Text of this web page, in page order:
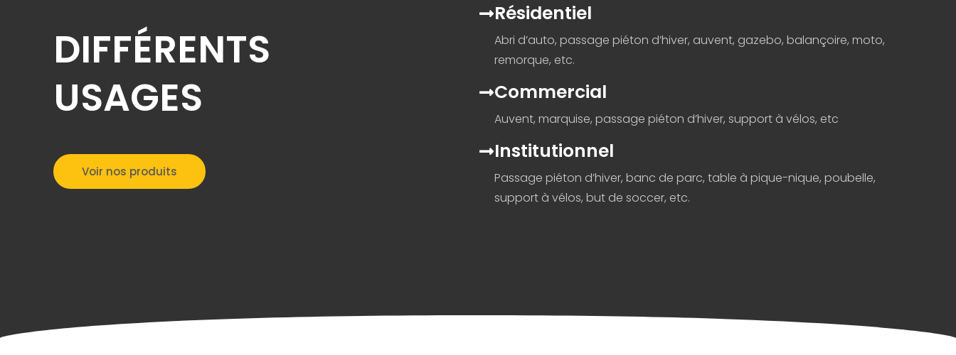
DIFFÉRENTS
USAGES
Voir nos produits
Résidentiel
Abri d’auto, passage piéton d’hiver, auvent, gazebo, balançoire, moto,
remorque, etc.
Commercial
Auvent, marquise, passage piéton d’hiver, support à vélos, etc
Institutionnel
Passage piéton d’hiver, banc de parc, table à pique-nique, poubelle,
support à vélos, but de soccer, etc.